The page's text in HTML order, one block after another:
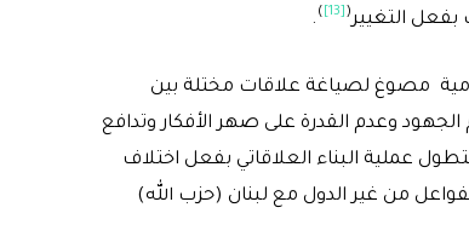
بفعل التغيير(
[13]
)
.
مصوغ لصياغة علاقات مختلة بين
وعدم القدرة على صهر الأفكار وتدافع
عملية البناء العلاقاتي بفعل اختلاف
من غير الدول مع لبنان (حزب الله)